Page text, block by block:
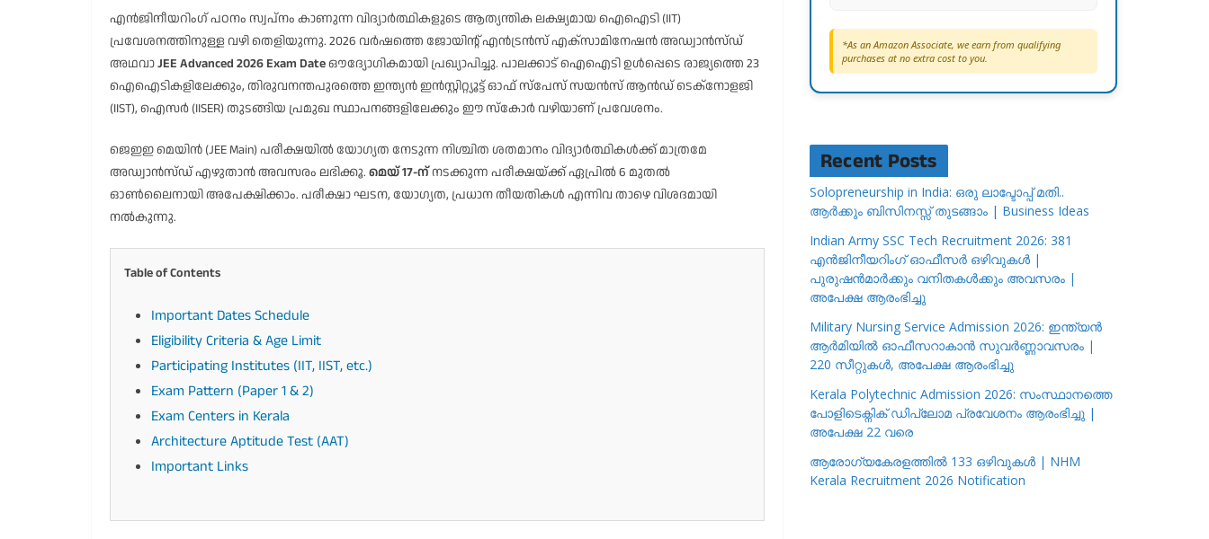
എൻജിനീയറിംഗ് പഠനം സ്വപ്നം കാണുന്ന വിദ്യാർത്ഥികളുടെ ആത്യന്തിക ലക്ഷ്യമായ ഐഐടി (IIT)
പ്രവേശനത്തിനുള്ള വഴി തെളിയുന്നു. 2026 വർഷത്തെ ജോയിന്റ് എൻട്രൻസ് എക്സാമിനേഷൻ അഡ്വാൻസ്ഡ്
അഥവാJEE Advanced 2026 Exam Dateഔദ്യോഗികമായി പ്രഖ്യാപിച്ചു. പാലക്കാട് ഐഐടി ഉൾപ്പെടെ രാജ്യത്തെ 23
ഐഐടികളിലേക്കും, തിരുവനന്തപുരത്തെ ഇന്ത്യൻ ഇൻസ്റ്റിറ്റ്യൂട്ട് ഓഫ് സ്പേസ് സയൻസ് ആൻഡ് ടെക്നോളജി
(IIST), ഐസർ (IISER) തുടങ്ങിയ പ്രമുഖ സ്ഥാപനങ്ങളിലേക്കും ഈ സ്കോർ വഴിയാണ് പ്രവേശനം.
ജെഇഇ മെയിൻ (JEE Main) പരീക്ഷയിൽ യോഗ്യത നേടുന്ന നിശ്ചിത ശതമാനം വിദ്യാർത്ഥികൾക്ക് മാത്രമേ
അഡ്വാൻസ്ഡ് എഴുതാൻ അവസരം ലഭിക്കൂ. മെയ് 17-ന്നടക്കുന്ന പരീക്ഷയ്ക്ക് ഏപ്രിൽ 6 മുതൽ
ഓൺലൈനായി അപേക്ഷിക്കാം. പരീക്ഷാ ഘടന, യോഗ്യത, പ്രധാന തീയതികൾ എന്നിവ താഴെ വിശദമായി
നൽകുന്നു.
Table of Contents
Important Dates Schedule
Eligibility Criteria & Age Limit
Participating Institutes (IIT, IIST, etc.)
Exam Pattern (Paper 1 & 2)
Exam Centers in Kerala
Architecture Aptitude Test (AAT)
Important Links
*As an Amazon Associate, we earn from qualifying
purchases at no extra cost to you.
Recent Posts
Solopreneurship in India: ഒരു ലാപ്ടോപ്പ് മതി..
ആർക്കും ബിസിനസ്സ് തുടങ്ങാം | Business Ideas
Indian Army SSC Tech Recruitment 2026: 381
എൻജിനീയറിംഗ് ഓഫീസർ ഒഴിവുകൾ |
പുരുഷൻമാർക്കും വനിതകൾക്കും അവസരം |
അപേക്ഷ ആരംഭിച്ചു
Military Nursing Service Admission 2026: ഇന്ത്യൻ
ആർമിയിൽ ഓഫീസറാകാൻ സുവർണ്ണാവസരം |
220 സീറ്റുകൾ, അപേക്ഷ ആരംഭിച്ചു
Kerala Polytechnic Admission 2026: സംസ്ഥാനത്തെ
പോളിടെക്നിക് ഡിപ്ലോമ പ്രവേശനം ആരംഭിച്ചു |
അപേക്ഷ 22 വരെ
ആരോഗ്യകേരളത്തിൽ 133 ഒഴിവുകൾ | NHM
Kerala Recruitment 2026 Notification